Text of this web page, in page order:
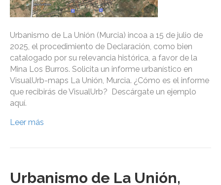
Urbanismo de La Unión (Murcia) incoa a 15 de julio de
2025, el procedimiento de Declaración, como bien
catalogado por su relevancia histórica, a favor de la
Mina Los Burros. Solicita un informe urbanístico en
VisualUrb-maps La Unión, Murcia. ¿Cómo es el informe
que recibirás de VisualUrb? Descárgate un ejemplo
aquí.
Leer más
Urbanismo de La Unión,